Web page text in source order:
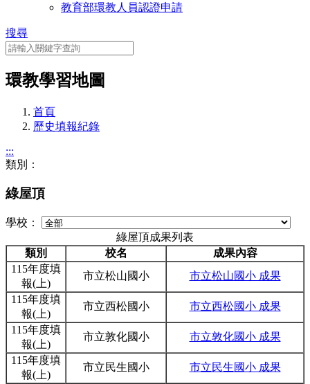
教育部環教人員認證申請
搜尋
環教學習地圖
首頁
歷史填報紀錄
:::
類別：
綠屋頂
學校：
綠屋頂成果列表
類別
校名
成果內容
115年度填
報(上)
市立松山國小
市立松山國小 成果
115年度填
報(上)
市立西松國小
市立西松國小 成果
115年度填
報(上)
市立敦化國小
市立敦化國小 成果
115年度填
報(上)
市立民生國小
市立民生國小 成果